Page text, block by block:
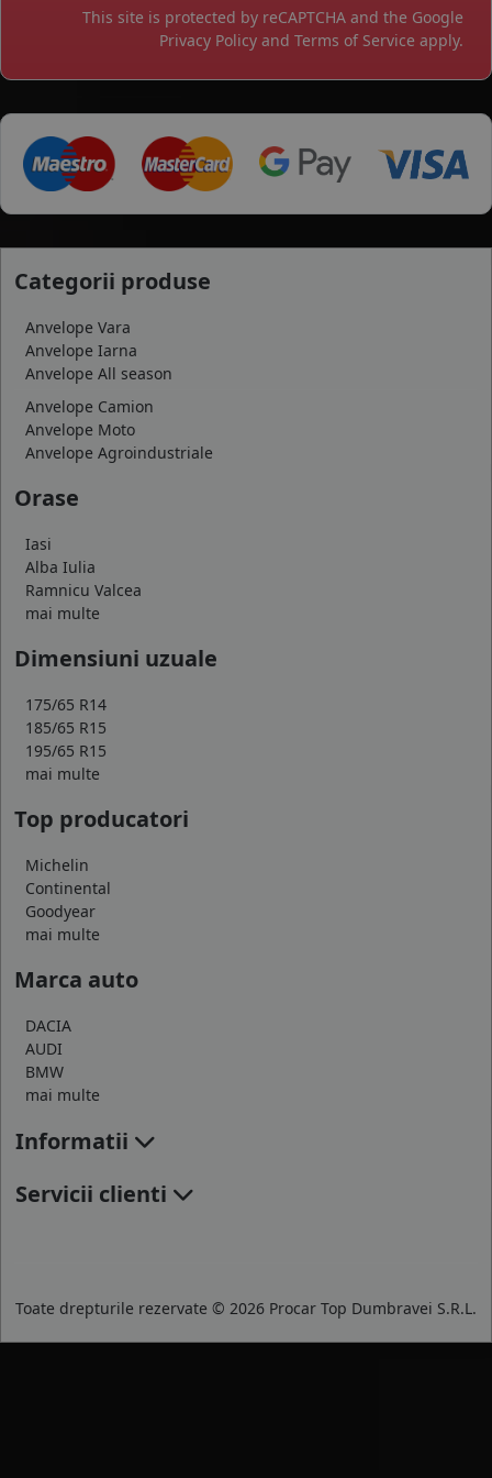
This site is protected by reCAPTCHA and the Google
Privacy Policy and Terms of Service apply.
Categorii produse
Anvelope Vara
Anvelope Iarna
Anvelope All season
Anvelope Camion
Anvelope Moto
Anvelope Agroindustriale
Orase
Iasi
Alba Iulia
Ramnicu Valcea
mai multe
Dimensiuni uzuale
175/65 R14
185/65 R15
195/65 R15
mai multe
Top producatori
Michelin
Continental
Goodyear
mai multe
Marca auto
DACIA
AUDI
BMW
mai multe
Informatii
Servicii clienti
Toate drepturile rezervate © 2026 Procar Top Dumbravei S.R.L.